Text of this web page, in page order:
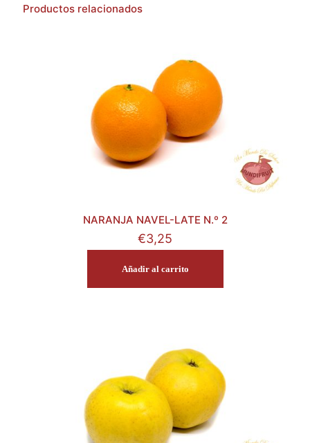
Productos relacionados
NARANJA NAVEL-LATE N.º 2
€3,25
Añadir al carrito